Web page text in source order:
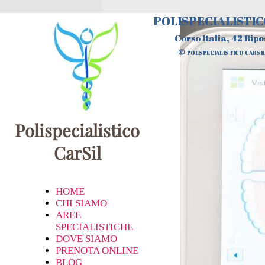
Corso Italia, 42
©POLSPECIALISTICO
Corso Italia, 42
©POLSPECIALISTICO
Polispecialistico
CarSil
HOME
CHI SIAMO
AREE
SPECIALISTICHE
DOVE SIAMO
PRENOTA ONLINE
BLOG